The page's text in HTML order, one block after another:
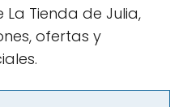
Tienda de Julia,
ofertas y